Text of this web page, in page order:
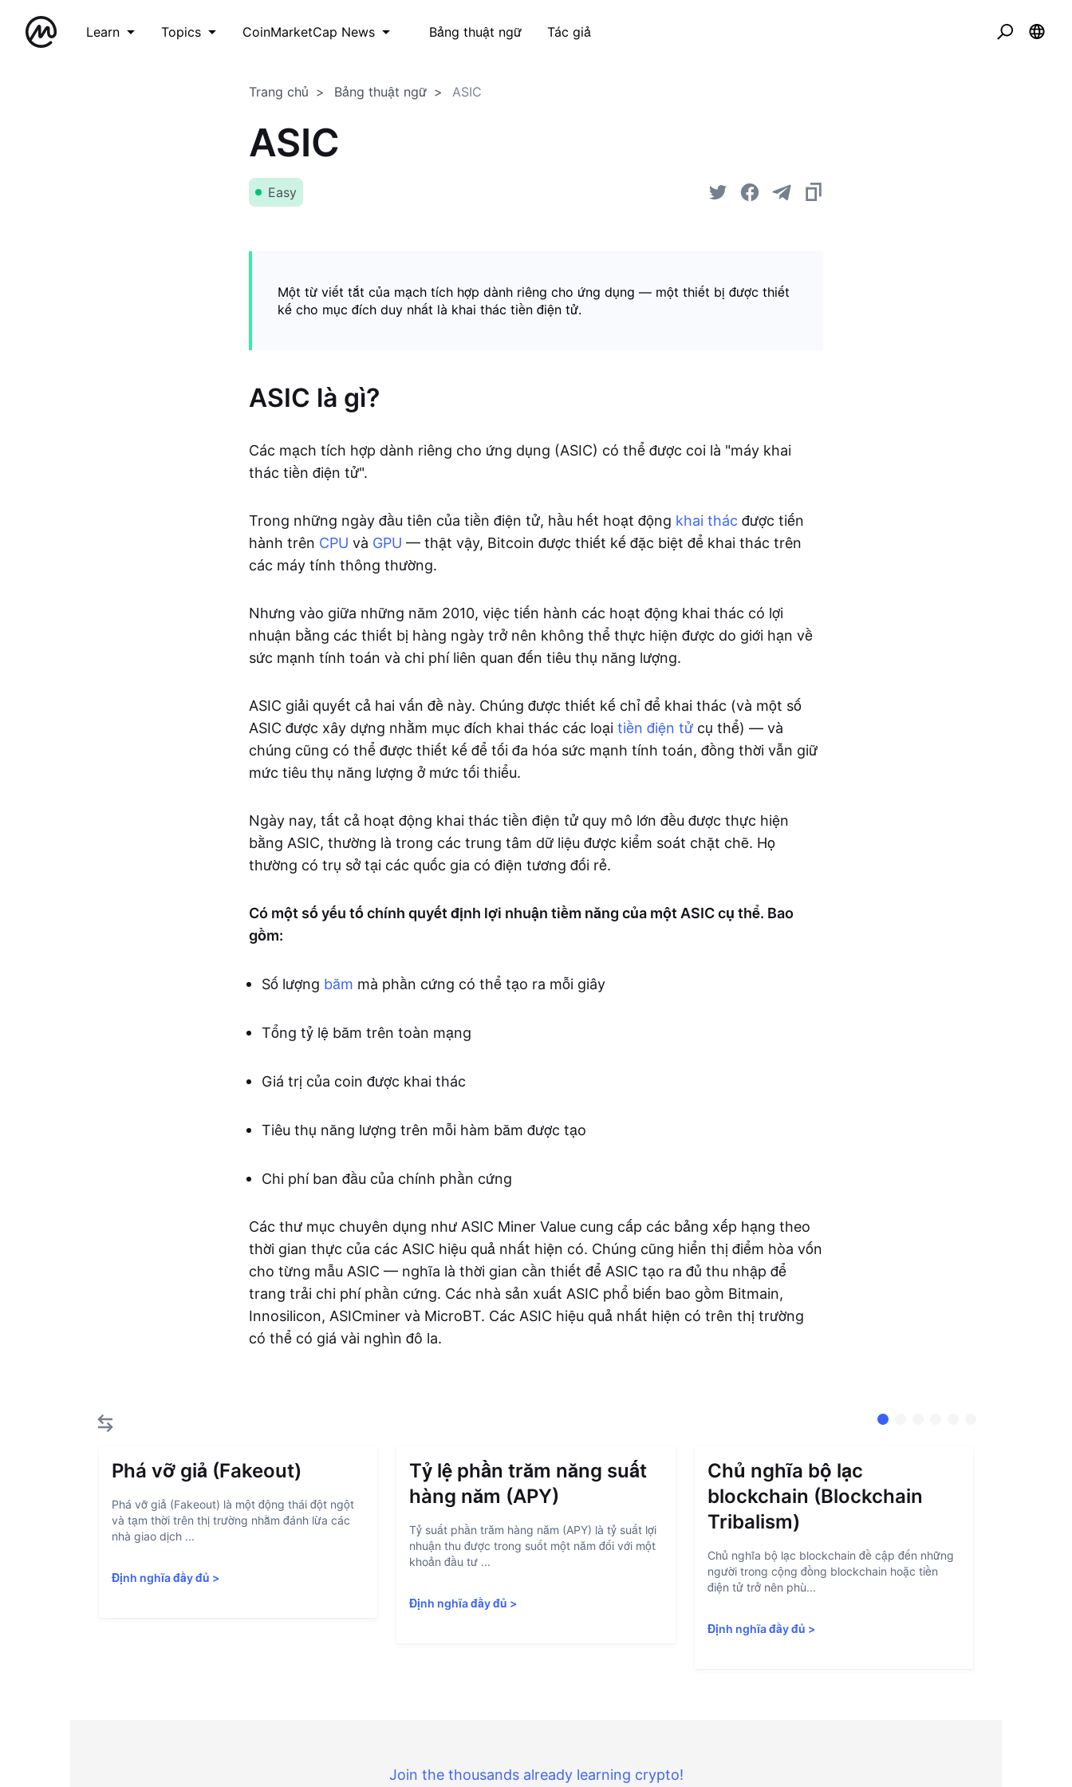
Learn Topics CoinMarketCap News Bảng thuật ngữ Tác giả
Trang chủ Bảng thuật ngữ ASIC
ASIC
Easy
Một từ viết tắt của mạch tích hợp dành riêng cho ứng dụng — một thiết bị được thiết
kế cho mục đích duy nhất là khai thác tiền điện tử.
ASIC là gì?
Các mạch tích hợp dành riêng cho ứng dụng (ASIC) có thể được coi là "máy khai
thác tiền điện tử".
Trong những ngày đầu tiên của tiền điện tử, hầu hết hoạt động khai thác được tiến
hành trên CPU và GPU — thật vậy, Bitcoin được thiết kế đặc biệt để khai thác trên
các máy tính thông thường.
Nhưng vào giữa những năm 2010, việc tiến hành các hoạt động khai thác có lợi
nhuận bằng các thiết bị hàng ngày trở nên không thể thực hiện được do giới hạn về
sức mạnh tính toán và chi phí liên quan đến tiêu thụ năng lượng.
ASIC giải quyết cả hai vấn đề này. Chúng được thiết kế chỉ để khai thác (và một số
ASIC được xây dựng nhằm mục đích khai thác các loại tiền điện tử cụ thể) — và
chúng cũng có thể được thiết kế để tối đa hóa sức mạnh tính toán, đồng thời vẫn giữ
mức tiêu thụ năng lượng ở mức tối thiểu.
Ngày nay, tất cả hoạt động khai thác tiền điện tử quy mô lớn đều được thực hiện
bằng ASIC, thường là trong các trung tâm dữ liệu được kiểm soát chặt chẽ. Họ
thường có trụ sở tại các quốc gia có điện tương đối rẻ.
Có một số yếu tố chính quyết định lợi nhuận tiềm năng của một ASIC cụ thể. Bao
gồm:
Số lượng băm mà phần cứng có thể tạo ra mỗi giây
Tổng tỷ lệ băm trên toàn mạng
Giá trị của coin được khai thác
Tiêu thụ năng lượng trên mỗi hàm băm được tạo
Chi phí ban đầu của chính phần cứng
Các thư mục chuyên dụng như ASIC Miner Value cung cấp các bảng xếp hạng theo
thời gian thực của các ASIC hiệu quả nhất hiện có. Chúng cũng hiển thị điểm hòa vốn
cho từng mẫu ASIC — nghĩa là thời gian cần thiết để ASIC tạo ra đủ thu nhập để
trang trải chi phí phần cứng. Các nhà sản xuất ASIC phổ biến bao gồm Bitmain,
Innosilicon, ASICminer và MicroBT. Các ASIC hiệu quả nhất hiện có trên thị trường
có thể có giá vài nghìn đô la.
Phá vỡ giả (Fakeout)
Phá vỡ giả (Fakeout) là một động thái đột ngột
và tạm thời trên thị trường nhằm đánh lừa các
nhà giao dịch ...
Định nghĩa đầy đủ >
Tỷ lệ phần trăm năng suất
hàng năm (APY)
Tỷ suất phần trăm hàng năm (APY) là tỷ suất lợi
nhuận thu được trong suốt một năm đối với một
khoản đầu tư ...
Định nghĩa đầy đủ >
Chủ nghĩa bộ lạc
blockchain (Blockchain
Tribalism)
Chủ nghĩa bộ lạc blockchain đề cập đến những
người trong cộng đồng blockchain hoặc tiền
điện tử trở nên phù...
Định nghĩa đầy đủ >
Join the thousands already learning crypto!